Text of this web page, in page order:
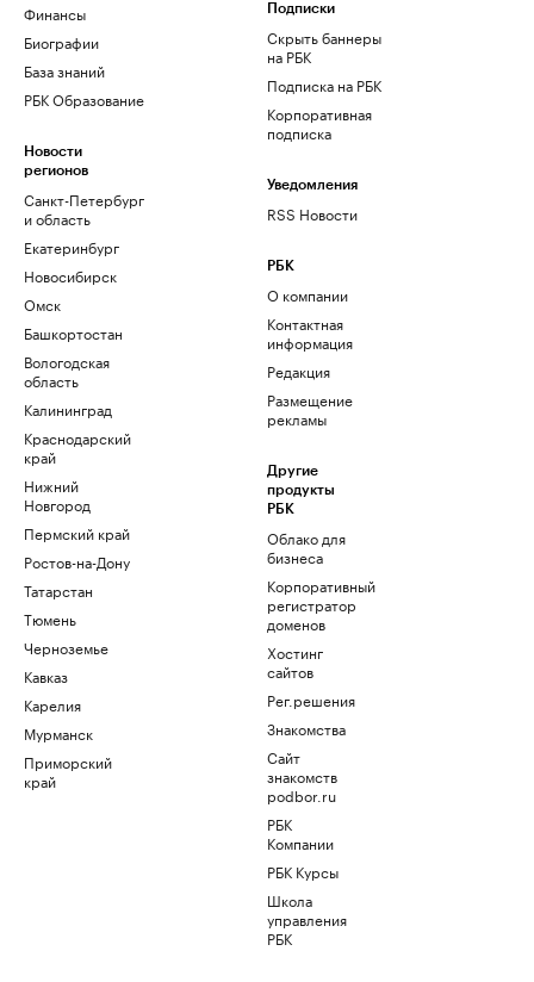
Финансы
Биографии
База знаний
РБК Образование
Новости
регионов
Санкт-Петербург
и область
Екатеринбург
Новосибирск
Омск
Башкортостан
Вологодская
область
Калининград
Краснодарский
край
Нижний
Новгород
Пермский край
Ростов-на-Дону
Татарстан
Тюмень
Черноземье
Кавказ
Карелия
Мурманск
Приморский
край
Подписки
Скрыть баннеры
на РБК
Подписка на РБК
Корпоративная
подписка
Уведомления
RSS Новости
РБК
О компании
Контактная
информация
Редакция
Размещение
рекламы
Другие
продукты
РБК
Облако для
бизнеса
Корпоративный
регистратор
доменов
Хостинг
сайтов
Рег.решения
Знакомства
Сайт
знакомств
podbor.ru
РБК
Компании
РБК Курсы
Школа
управления
РБК